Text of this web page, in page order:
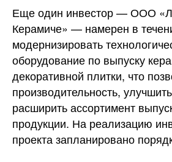
Еще один инвестор — ООО
Керамиче» — намерен в
модернизировать
оборудование по выпуску
декоративной плитки, что
производительность,
расширить ассортимент
продукции. На реализацию
проекта запланировано